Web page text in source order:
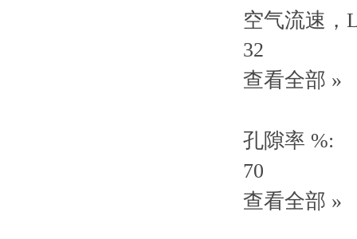
空气流速，
32
查看全部 »
孔隙率 %:
70
查看全部 »